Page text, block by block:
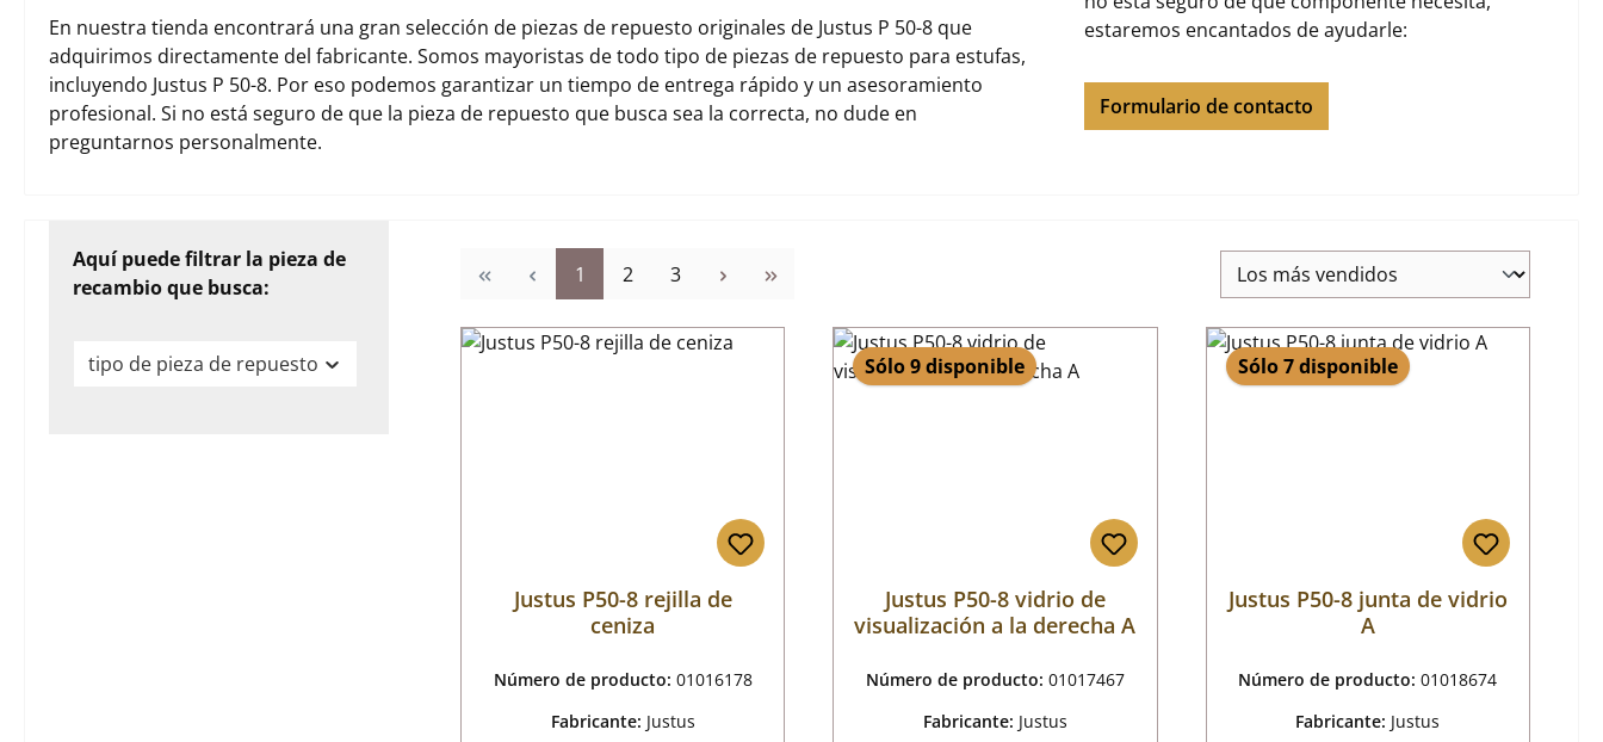
En nuestra tienda encontrará una gran selección de piezas de repuesto originales de Justus P 50-8 que
adquirimos directamente del fabricante. Somos mayoristas de todo tipo de piezas de repuesto para estufas,
incluyendo Justus P 50-8. Por eso podemos garantizar un tiempo de entrega rápido y un asesoramiento
profesional. Si no está seguro de que la pieza de repuesto que busca sea la correcta, no dude en
preguntarnos personalmente.
estaremos encantados de ayudarle:
Formulario de contacto
Aquí puede filtrar la pieza de
recambio que busca:
tipo de pieza de repuesto
Página
1 Página
2 Página
3
Justus P50-8 rejilla de
ceniza
Número de producto: 01016178
Fabricante: Justus
Sólo 9 disponible
Justus P50-8 vidrio de
visualización a la derecha A
Número de producto: 01017467
Fabricante: Justus
Sólo 7 disponible
Justus P50-8 junta de vidrio
A
Número de producto:01018674
Fabricante: Justus